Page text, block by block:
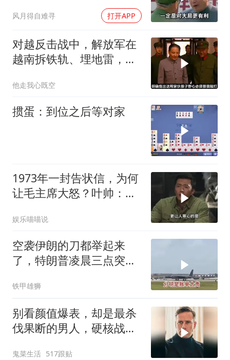
风月得自难寻 打开APP
对越反击战中，解放军在
越南拆铁轨、埋地雷，是
他走我心既空
掼蛋：到位之后等对家
1973年一封告状信，为何
让毛主席大怒？叶帅：杀
娱乐喵喵说
空袭伊朗的刀都举起来
了，特朗普凌晨三点突然
铁甲雄狮
别看颜值爆表，却是最杀
伐果断的男人，硬核战术
鬼菜生活 517跟贴